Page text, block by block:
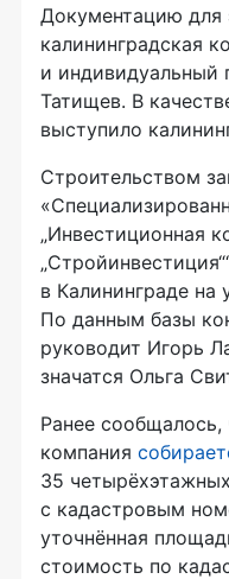
Документацию для
калининградская
и индивидуальный
Татищев. В
выступило
Строительством
„Инвестиционная
в Калининграде на
По данным базы
руководит Игорь
значатся Ольга
Ранее
компания
35
с кадастровым
уточнённая
стоимость по